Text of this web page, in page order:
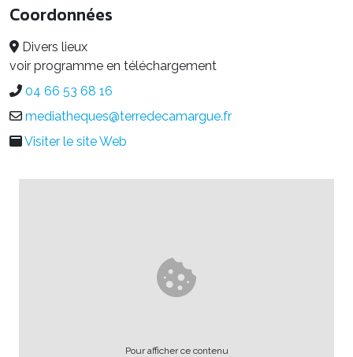
Coordonnées
Divers lieux
voir programme en téléchargement
04 66 53 68 16
mediatheques@terredecamargue.fr
Visiter le site Web
Pour afficher ce contenu